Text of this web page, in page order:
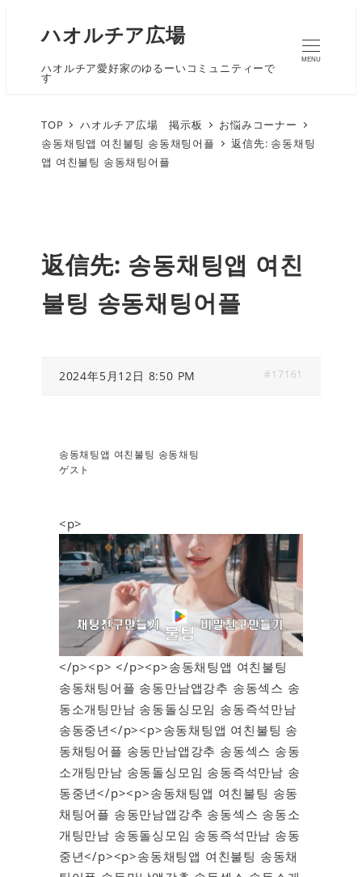
ハオルチア広場
ハオルチア愛好家のゆるーいコミュニティーで
す
MENU
TOP ハオルチア広場 掲示板
お悩みコーナー
송동채팅앱 여친불팅 송동채팅어플
返信先: 송동채팅
앱 여친불팅 송동채팅어플
返信先: 송동채팅앱 여친
불팅 송동채팅어플
2024年5月12日 8:50 PM #17161
송동채팅앱 여친불팅 송동채팅
ゲスト
<p>
</p><p> </p><p>송동채팅앱 여친불팅
송동채팅어플 송동만남앱강추 송동섹스 송
동소개팅만남 송동돌싱모임 송동즉석만남
송동중년</p><p>송동채팅앱 여친불팅 송
동채팅어플 송동만남앱강추 송동섹스 송동
소개팅만남 송동돌싱모임 송동즉석만남 송
동중년</p><p>송동채팅앱 여친불팅 송동
채팅어플 송동만남앱강추 송동섹스 송동소
개팅만남 송동돌싱모임 송동즉석만남 송동
중년</p><p>송동채팅앱 여친불팅 송동채